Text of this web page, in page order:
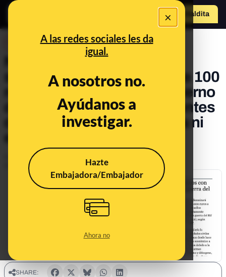
×
A las redes sociales les da
igual.
A nosotros no.
Ayúdanos a
investigar.
Hazte
Embajadora/Embajador
Ahora no
Hazte Maldito
No hay pruebas de una
supuesta indemnización de 100
millones de euros del Gobierno
de España a los descendientes
de la Guerra del Rif ni ahora ni
en 2011
Publicado el
Actualizado el
Sep 13, 2022, 10:32:00 AM
SHARE: